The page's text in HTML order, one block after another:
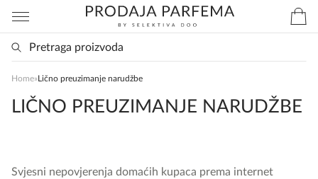
Home» Lično preuzimanje narudžbe
LIČNO PREUZIMANJE NARUDŽBE
Svjesni nepovjerenja domaćih kupaca prema internet